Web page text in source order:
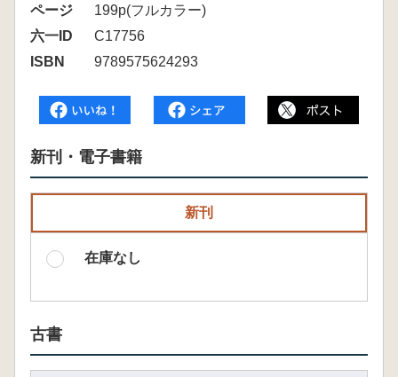
ページ
199p(フルカラー)
六一ID
C17756
ISBN
9789575624293
新刊・電子書籍
新刊
在庫なし
古書